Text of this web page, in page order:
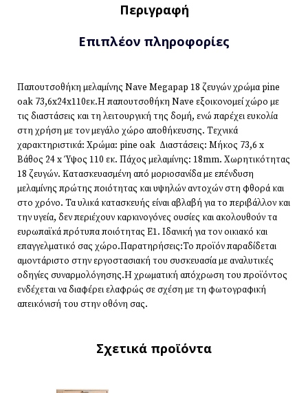
Περιγραφή
Επιπλέον πληροφορίες
Παπουτσοθήκη μελαμίνης Nave Megapap 18 ζευγών χρώμα pine
oak 73,6x24x110εκ.Η παπουτσοθήκη Nave εξοικονομεί χώρο με
τις διαστάσεις και τη λειτουργική της δομή, ενώ παρέχει ευκολία
στη χρήση με τον μεγάλο χώρο αποθήκευσης. Τεχνικά
χαρακτηριστικά: Χρώμα: pine oak Διαστάσεις: Μήκος 73,6 x
Βάθος 24 x Ύψος 110 εκ. Πάχος μελαμίνης: 18mm. Χωρητικότητας
18 ζευγών. Κατασκευασμένη από μοριοσανίδα με επένδυση
μελαμίνης πρώτης ποιότητας και υψηλών αντοχών στη φθορά και
στο χρόνο. Τα υλικά κατασκευής είναι αβλαβή για το περιβάλλον και
την υγεία, δεν περιέχουν καρκινογόνες ουσίες και ακολουθούν τα
ευρωπαϊκά πρότυπα ποιότητας Ε1. Ιδανική για τον οικιακό και
επαγγελματικό σας χώρο.Παρατηρήσεις:Το προϊόν παραδίδεται
αμοντάριστο στην εργοστασιακή του συσκευασία με αναλυτικές
οδηγίες συναρμολόγησης.Η χρωματική απόχρωση του προϊόντος
ενδέχεται να διαφέρει ελαφρώς σε σχέση με τη φωτογραφική
απεικόνισή του στην οθόνη σας.
Σχετικά προϊόντα